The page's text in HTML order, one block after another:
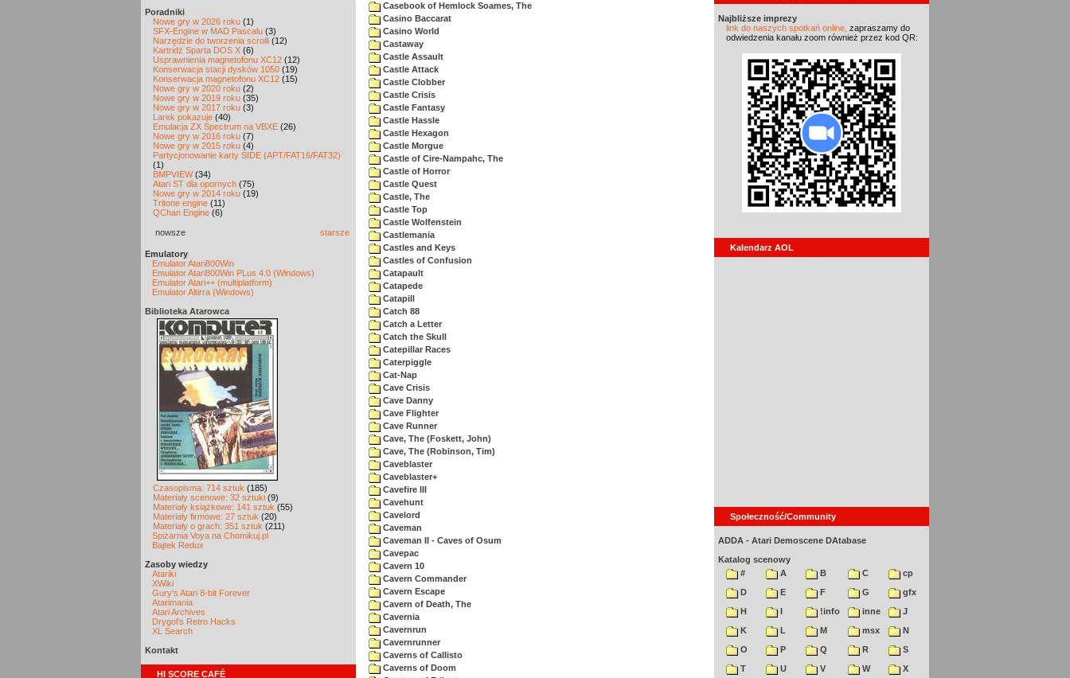
Poradniki
Nowe gry w 2026 roku (1)
SFX-Engine w MAD Pascalu (3)
Narzędzie do tworzenia scrolli (12)
Kartridż Sparta DOS X (6)
Usprawnienia magnetofonu XC12 (12)
Konserwacja stacji dysków 1050 (19)
Konserwacja magnetofonu XC12 (15)
Nowe gry w 2020 roku (2)
Nowe gry w 2019 roku (35)
Nowe gry w 2017 roku (3)
Larek pokazuje (40)
Emulacja ZX Spectrum na VBXE (26)
Nowe gry w 2016 roku (7)
Nowe gry w 2015 roku (4)
Partycjonowanie karty SIDE (APT/FAT16/FAT32)
(1)
BMPVIEW(34)
Atari ST dla opornych (75)
Nowe gry w 2014 roku (19)
Tritone engine (11)
QChan Engine (6)
nowsze starsze
Emulatory
Emulator Atari800Win
Emulator Atari800Win PLus 4.0 (Windows)
Emulator Atari++ (multiplatform)
Emulator Altirra (Windows)
Biblioteka Atarowca
Czasopisma: 714 sztuk (185)
Materiały scenowe: 32 sztuki (9)
Materiały książkowe: 141 sztuk (55)
Materiały firmowe: 27 sztuk (20)
Materiały o grach: 351 sztuk (211)
Spiżarnia Voya na Chomikuj.pl
Bajtek Redux
Zasoby wiedzy
Atariki
XWiki
Gury's Atari 8-bit Forever
Atarimania
Atari Archives
Drygol's Retro Hacks
XL Search
Kontakt
HI SCORE CAFÉ
Casebook of Hemlock Soames, The
Casino Baccarat
Casino World
Castaway
Castle Assault
Castle Attack
Castle Clobber
Castle Crisis
Castle Fantasy
Castle Hassle
Castle Hexagon
Castle Morgue
Castle of Cire-Nampahc, The
Castle of Horror
Castle Quest
Castle, The
Castle Top
Castle Wolfenstein
Castlemania
Castles and Keys
Castles of Confusion
Catapault
Catapede
Catapill
Catch 88
Catch a Letter
Catch the Skull
Catepillar Races
Caterpiggle
Cat-Nap
Cave Crisis
Cave Danny
Cave Flighter
Cave Runner
Cave, The (Foskett, John)
Cave, The (Robinson, Tim)
Caveblaster
Caveblaster+
Cavefire III
Cavehunt
Cavelord
Caveman
Caveman II - Caves of Osum
Cavepac
Cavern 10
Cavern Commander
Cavern Escape
Cavern of Death, The
Cavernia
Cavernrun
Cavernrunner
Caverns of Callisto
Caverns of Doom
Najbliższe imprezy
link do naszych spotkań online, zapraszamy do
odwiedzenia kanału zoom również przez kod QR:
Kalendarz AOL
Społeczność/Community
ADDA - Atari Demoscene DAtabase
Katalog scenowy
#
A B C
cp
D
E F G
gfx
H
I !info inne
J
K
L M msx
N
O
P Q R
S
T
U V W
X